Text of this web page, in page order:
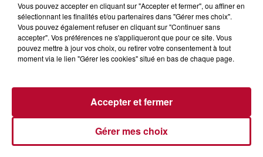
FÊTE DE LA POLYNÉSIE À VILLEVEYRAC
Vous pouvez accepter en cliquant sur "Accepter et fermer", ou affiner en
sélectionnant les finalités et/ou partenaires dans "Gérer mes choix".
Vous pouvez également refuser en cliquant sur "Continuer sans
accepter". Vos préférences ne s'appliqueront que pour ce site. Vous
pouvez mettre à jour vos choix, ou retirer votre consentement à tout
moment via le lien "Gérer les cookies" situé en bas de chaque page.
Gérer mes choix
Accepter et fermer